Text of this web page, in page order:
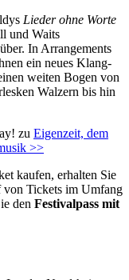
Lieder ohne Worte
und Waits
In Arrangements
ein neues Klang­
weiten Bogen von
Walzern bis hin
zu Eigenzeit, dem
>>
kaufen, erhalten Sie
Tickets im Umfang
den Festival­pass mit